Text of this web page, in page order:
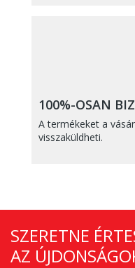
100%-OSAN
A termékeket a
visszaküldheti.
SZERETNE
AZ